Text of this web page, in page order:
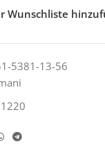
Wunschliste
5381-13-56